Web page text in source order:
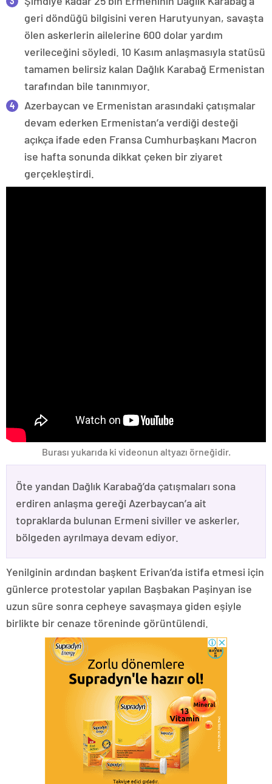
geri döndüğü bilgisini veren Harutyunyan, savaşta
ölen askerlerin ailelerine 600 dolar yardım
verileceğini söyledi. 10 Kasım anlaşmasıyla statüsü
tamamen belirsiz kalan Dağlık Karabağ Ermenistan
tarafından bile tanınmıyor.
Azerbaycan ve Ermenistan arasındaki çatışmalar
devam ederken Ermenistan’a verdiği desteği
açıkça ifade eden Fransa Cumhurbaşkanı Macron
ise hafta sonunda dikkat çeken bir ziyaret
gerçekleştirdi.
Burası yukarıda ki videonun altyazı örneğidir.
Öte yandan Dağlık Karabağ’da çatışmaları sona
erdiren anlaşma gereği Azerbaycan’a ait
topraklarda bulunan Ermeni siviller ve askerler,
bölgeden ayrılmaya devam ediyor.
Yenilginin ardından başkent Erivan’da istifa etmesi için
günlerce protestolar yapılan Başbakan Paşinyan ise
uzun süre sonra cepheye savaşmaya giden eşiyle
birlikte bir cenaze töreninde görüntülendi.